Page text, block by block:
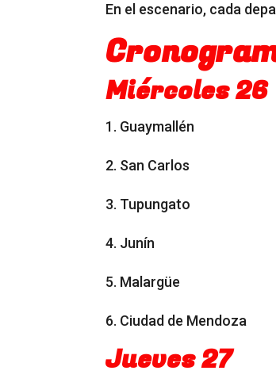
En el escenario, cada
Miércoles 26
1. Guaymallén
2. San Carlos
3. Tupungato
4. Junín
5. Malargüe
6. Ciudad de Mendoza
Jueves 27